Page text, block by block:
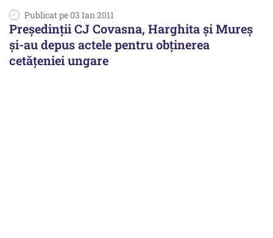
Publicat pe 03 Ian 2011
Preşedinţii CJ Covasna, Harghita şi Mureş
şi-au depus actele pentru obţinerea
cetăţeniei ungare